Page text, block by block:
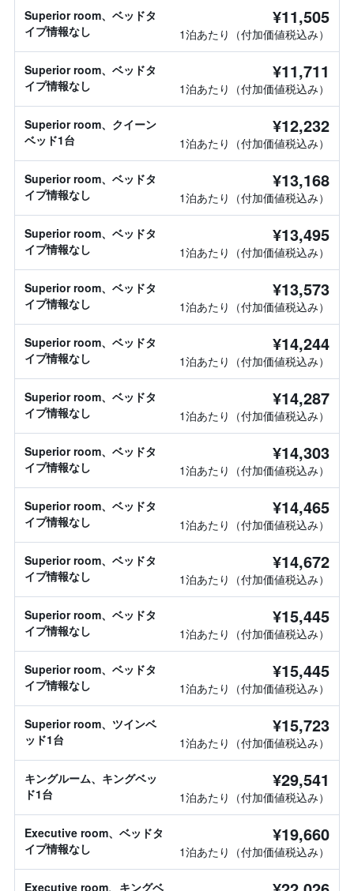
Superior room、ベッドタ
イプ情報なし
¥11,505
1泊あたり（付加価値税込み）
Superior room、ベッドタ
イプ情報なし
¥11,711
1泊あたり（付加価値税込み）
Superior room、クイーン
ベッド1台
¥12,232
1泊あたり（付加価値税込み）
Superior room、ベッドタ
イプ情報なし
¥13,168
1泊あたり（付加価値税込み）
Superior room、ベッドタ
イプ情報なし
¥13,495
1泊あたり（付加価値税込み）
Superior room、ベッドタ
イプ情報なし
¥13,573
1泊あたり（付加価値税込み）
Superior room、ベッドタ
イプ情報なし
¥14,244
1泊あたり（付加価値税込み）
Superior room、ベッドタ
イプ情報なし
¥14,287
1泊あたり（付加価値税込み）
Superior room、ベッドタ
イプ情報なし
¥14,303
1泊あたり（付加価値税込み）
Superior room、ベッドタ
イプ情報なし
¥14,465
1泊あたり（付加価値税込み）
Superior room、ベッドタ
イプ情報なし
¥14,672
1泊あたり（付加価値税込み）
Superior room、ベッドタ
イプ情報なし
¥15,445
1泊あたり（付加価値税込み）
Superior room、ベッドタ
イプ情報なし
¥15,445
1泊あたり（付加価値税込み）
Superior room、ツインベ
ッド1台
¥15,723
1泊あたり（付加価値税込み）
キングルーム、キングベッ
ド1台
¥29,541
1泊あたり（付加価値税込み）
Executive room、ベッドタ
イプ情報なし
¥19,660
1泊あたり（付加価値税込み）
Executive room、キングベ